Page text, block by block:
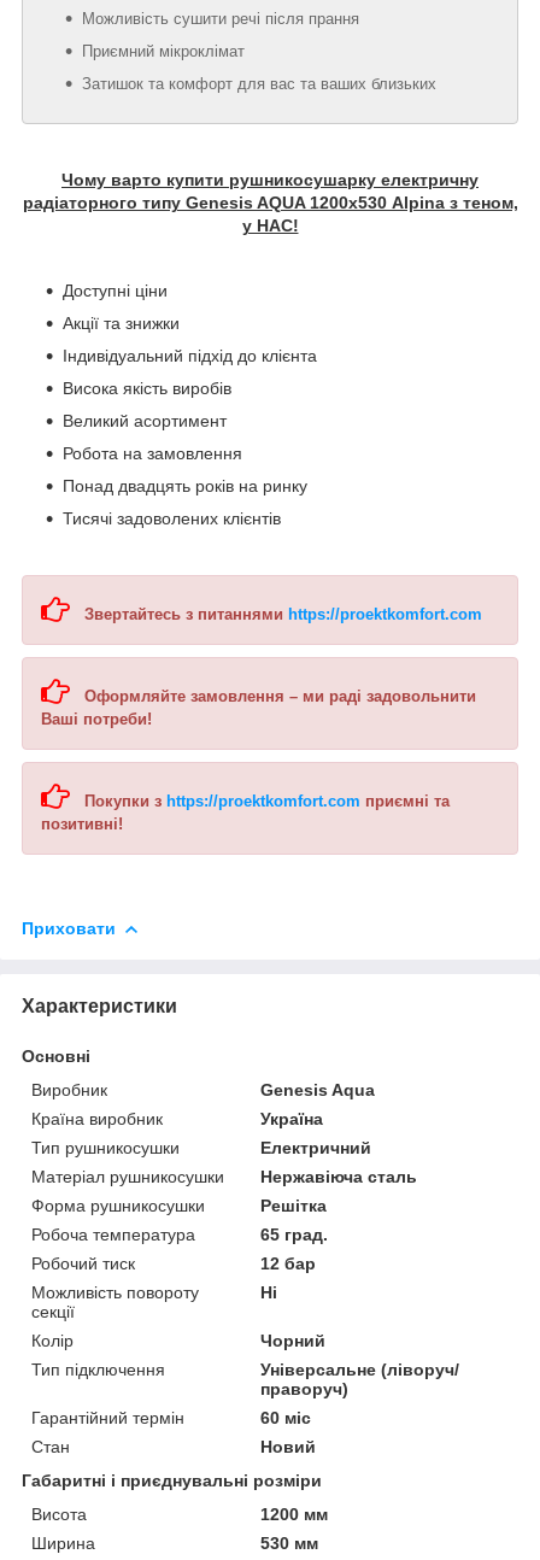
Можливість сушити речі після прання
Приємний мікроклімат
Затишок та комфорт для вас та ваших близьких
Чому варто купити рушникосушарку електричну
радіаторного типу Genesis AQUA 1200х530 Alpina з теном,
у НАС!
Доступні ціни
Акції та знижки
Індивідуальний підхід до клієнта
Висока якість виробів
Великий асортимент
Робота на замовлення
Понад двадцять років на ринку
Тисячі задоволених клієнтів
Звертайтесь з питаннями https://proektkomfort.com
Оформляйте замовлення – ми раді задовольнити
Ваші потреби!
Покупки з https://proektkomfort.com приємні та
позитивні!
Приховати
Характеристики
Основні
Виробник
Genesis Aqua
Країна виробник
Україна
Тип рушникосушки
Електричний
Матеріал рушникосушки
Нержавіюча сталь
Форма рушникосушки
Решітка
Робоча температура
65 град.
Робочий тиск
12 бар
Можливість повороту
секції
Ні
Колір
Чорний
Тип підключення
Універсальне (ліворуч/
праворуч)
Гарантійний термін
60 міс
Стан
Новий
Габаритні і приєднувальні розміри
Висота
1200 мм
Ширина
530 мм